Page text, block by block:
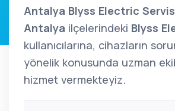
Antalya Blyss Electric
Antalya ilçelerindeki Blyss
kullanıcılarına, cihazların
yönelik konusunda uzman
hizmet vermekteyiz.